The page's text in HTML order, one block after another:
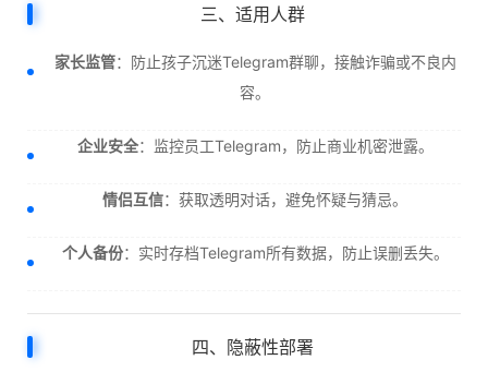
三、适用人群
家长监管：防止孩子沉迷Telegram群聊，接触诈骗或不良内
容。
企业安全：监控员工Telegram，防止商业机密泄露。
情侣互信：获取透明对话，避免怀疑与猜忌。
个人备份：实时存档Telegram所有数据，防止误删丢失。
四、隐蔽性部署